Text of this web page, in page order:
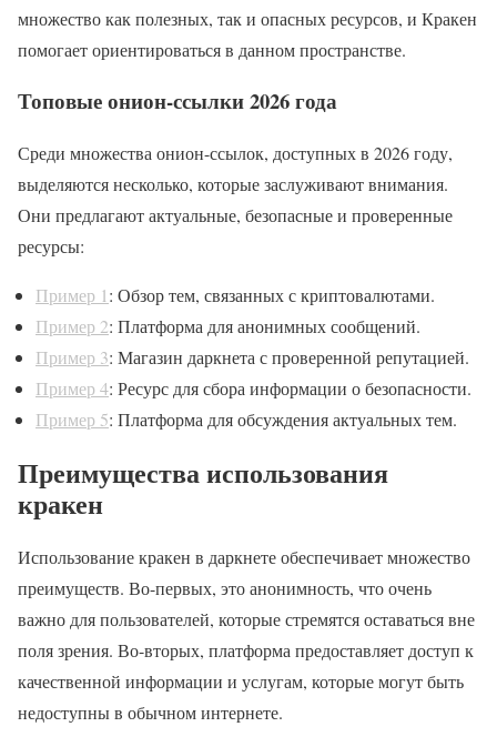
множество как полезных, так и опасных ресурсов, и Кракен
помогает ориентироваться в данном пространстве.
Топовые онион-ссылки 2026 года
Среди множества онион-ссылок, доступных в 2026 году,
выделяются несколько, которые заслуживают внимания.
Они предлагают актуальные, безопасные и проверенные
ресурсы:
Пример 1: Обзор тем, связанных с криптовалютами.
Пример 2: Платформа для анонимных сообщений.
Пример 3: Магазин даркнета с проверенной репутацией.
Пример 4: Ресурс для сбора информации о безопасности.
Пример 5: Платформа для обсуждения актуальных тем.
Преимущества использования
кракен
Использование кракен в даркнете обеспечивает множество
преимуществ. Во-первых, это анонимность, что очень
важно для пользователей, которые стремятся оставаться вне
поля зрения. Во-вторых, платформа предоставляет доступ к
качественной информации и услугам, которые могут быть
недоступны в обычном интернете.